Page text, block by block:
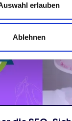
erlauben
Ablehnen